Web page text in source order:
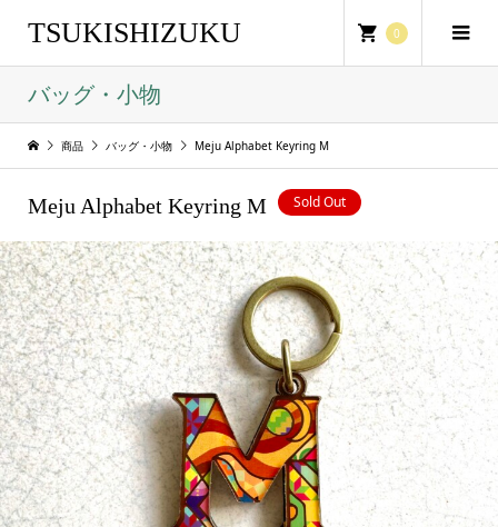
TSUKISHIZUKU 0
バッグ・小物
商品 バッグ・小物 Meju Alphabet Keyring M
Meju Alphabet Keyring M Sold Out